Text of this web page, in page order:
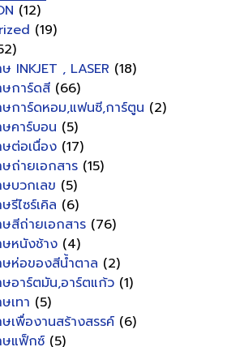
(12)
(19)
INKJET , LASER (18)
ษการ์ดสี (66)
ษการ์ดหอม,แฟนซี,การ์ตูน (2)
ษคาร์บอน (5)
ษต่อเนื่อง (17)
ษถ่ายเอกสาร (15)
ษบวกเลข (5)
รีไซร์เคิล (6)
ษสีถ่ายเอกสาร (76)
ษหนังช้าง (4)
ษห่อของสีน้ำตาล (2)
ษอาร์ตมัน,อาร์ตแก้ว (1)
เทา (5)
ษเพื่องานสร้างสรรค์ (6)
ษแฟ็กซ์ (5)